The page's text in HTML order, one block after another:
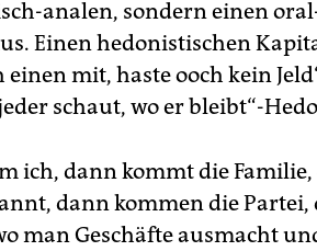
analen, sondern einen
Einen hedonistischen
einen mit, haste ooch kein
schaut, wo er bleibt“-
ich, dann kommt die
dann kommen die
man Geschäfte ausmacht